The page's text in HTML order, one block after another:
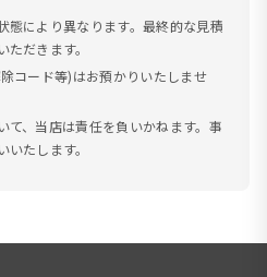
態により異なります。最終的な見積
だきます。
コード等)はお預かりいたしませ
て、当店は責任を負いかねます。事
たします。